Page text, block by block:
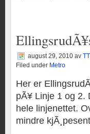
august 29, 2010 av TT
Filed under Metro
Her er
pÃ¥ Linje 1 og 2.
hele linjenettet.
mindre